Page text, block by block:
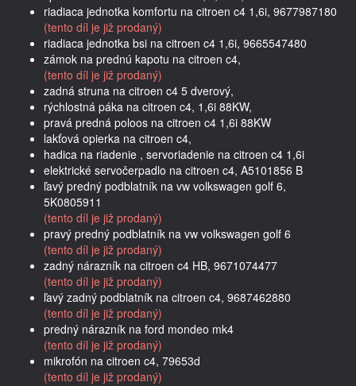
riadiaca jednotka komfortu na citroen c4 1,6i, 9677987180
(tento díl je již prodaný)
riadiaca jednotka bsi na citroen c4 1,6i, 9665547480
zámok na prednú kapotu na citroen c4,
(tento díl je již prodaný)
zadná struna na citroen c4 5 dverový,
rýchlostná páka na citroen c4, 1,6i 88KW,
pravá predná poloos na citroen c4 1,6i 88KW
lakťová opierka na citroen c4,
hadica na riadenie , servoriadenie na citroen c4 1,6i
elektrické servočerpadlo na citroen c4, A5101856 B
ľavý predný podblatník na vw volkswagen golf 6,
5K0805911
(tento díl je již prodaný)
pravý predný podblatník na vw volkswagen golf 6
(tento díl je již prodaný)
zadný nárazník na citroen c4 HB, 9671074477
(tento díl je již prodaný)
ľavý zadný podblatník na citroen c4, 9687462880
(tento díl je již prodaný)
predný nárazník na ford mondeo mk4
(tento díl je již prodaný)
mikrofón na citroen c4, 79653d
(tento díl je již prodaný)